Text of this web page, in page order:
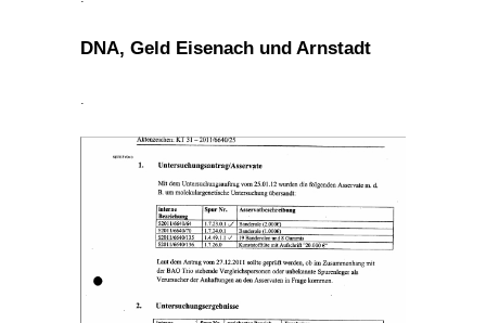
DNA, Geld Eisenach und Arnstadt